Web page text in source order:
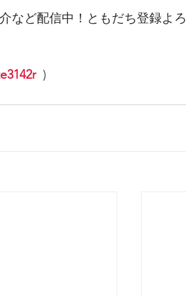
など配信中！ともだち登録よ
  )